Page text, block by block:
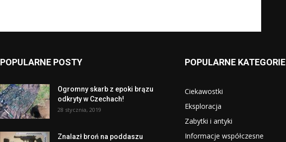
POPULARNE POSTY
Ogromny skarb z epoki brązu
odkryty w Czechach!
28 stycznia, 2019
Znalazł broń na poddaszu
POPULARNE KATEGORIE
Ciekawostki
Eksploracja
Zabytki i antyki
Informacje współczesne